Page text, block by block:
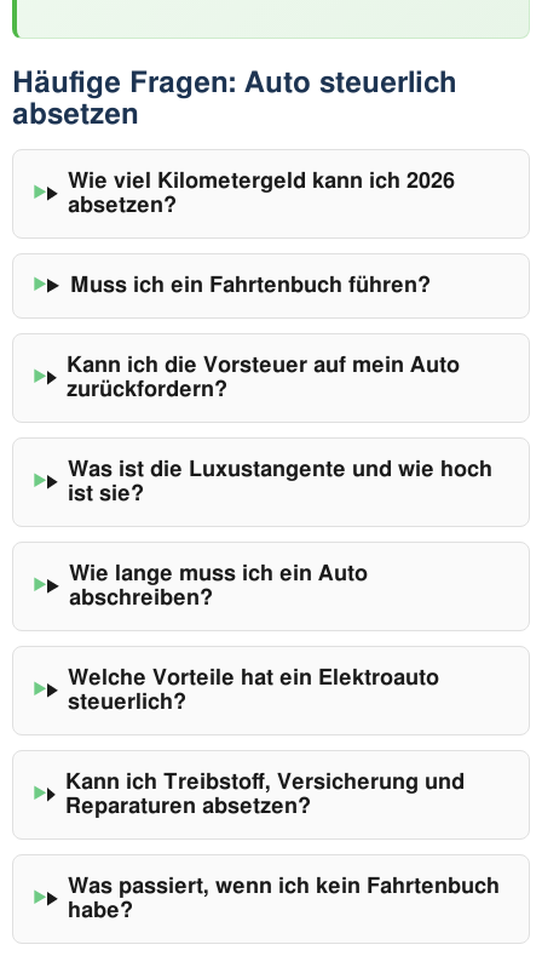
Häufige Fragen: Auto steuerlich
absetzen
Wie viel Kilometergeld kann ich 2026
absetzen?
Muss ich ein Fahrtenbuch führen?
Kann ich die Vorsteuer auf mein Auto
zurückfordern?
Was ist die Luxustangente und wie hoch
ist sie?
Wie lange muss ich ein Auto
abschreiben?
Welche Vorteile hat ein Elektroauto
steuerlich?
Kann ich Treibstoff, Versicherung und
Reparaturen absetzen?
Was passiert, wenn ich kein Fahrtenbuch
habe?